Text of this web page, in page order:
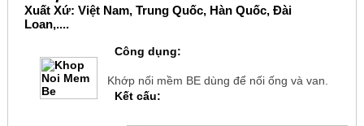
Xuất Xứ: Việt Nam, Trung Quốc, Hàn Quốc, Đài
Loan,....
Công dụng:
Khớp nối mềm BE dùng để nối ống và van.
Kết cấu: